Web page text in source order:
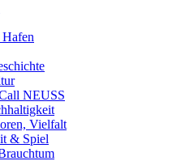
NEUSS
Vielfalt
& Spiel